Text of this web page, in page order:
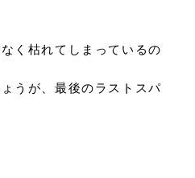
く枯れてしまっているの
うが、最後のラストスパ